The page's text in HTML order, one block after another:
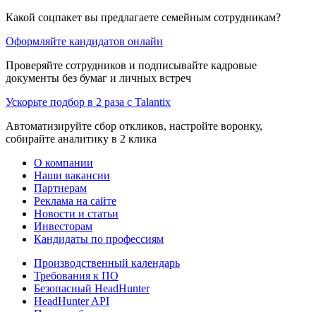
Какой соцпакет вы предлагаете семейным сотрудникам?
Оформляйте кандидатов онлайн
Проверяйте сотрудников и подписывайте кадровые
документы без бумаг и личных встреч
Ускорьте подбор в 2 раза с Talantix
Автоматизируйте сбор откликов, настройте воронку,
собирайте аналитику в 2 клика
О компании
Наши вакансии
Партнерам
Реклама на сайте
Новости и статьи
Инвесторам
Кандидаты по профессиям
Производственный календарь
Требования к ПО
Безопасный HeadHunter
HeadHunter API